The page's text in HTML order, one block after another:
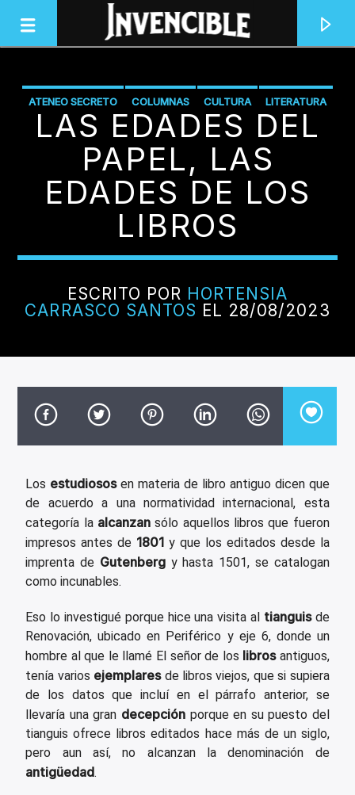
INVENCIBLE RADIO
JUNTOS SOMOS INVENCIBLES
CANCIÓN ACTUAL
TÍTULO
ARTISTA
Invencible Radio
ATENEO SECRETO COLUMNAS CULTURA LITERATURA
LAS EDADES DEL
PAPEL, LAS
EDADES DE LOS
LIBROS
ESCRITO POR HORTENSIA
CARRASCO SANTOS EL 28/08/2023
Los estudiososen materia de libro antiguo dicen que
de acuerdo a una normatividad internacional, esta
categoría la alcanzan sólo aquellos libros que fueron
impresos antes de 1801 y que los editados desde la
imprenta de Gutenbergy hasta 1501, se catalogan
como incunables.
Eso lo investigué porque hice una visita al tianguisde
Renovación, ubicado en Periférico y eje 6, donde un
hombre al que le llamé El señor de los librosantiguos,
tenía varios ejemplaresde libros viejos, que si supiera
de los datos que incluí en el párrafo anterior, se
llevaría una gran decepciónporque en su puesto del
tianguis ofrece libros editados hace más de un siglo,
pero aun así, no alcanzan la denominación de
antigüedad.